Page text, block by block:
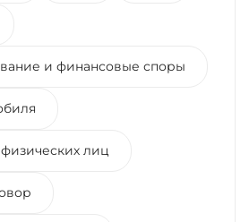
и финансовые споры
лиц